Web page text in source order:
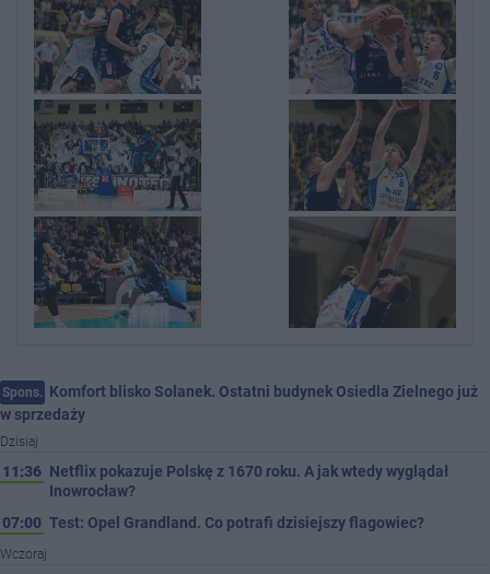
Spons. Komfort blisko Solanek. Ostatni budynek Osiedla Zielnego już
w sprzedaży
Dzisiaj
11:36 Netflix pokazuje Polskę z 1670 roku. A jak wtedy wyglądał
Inowrocław?
07:00 Test: Opel Grandland. Co potrafi dzisiejszy flagowiec?
Wczoraj